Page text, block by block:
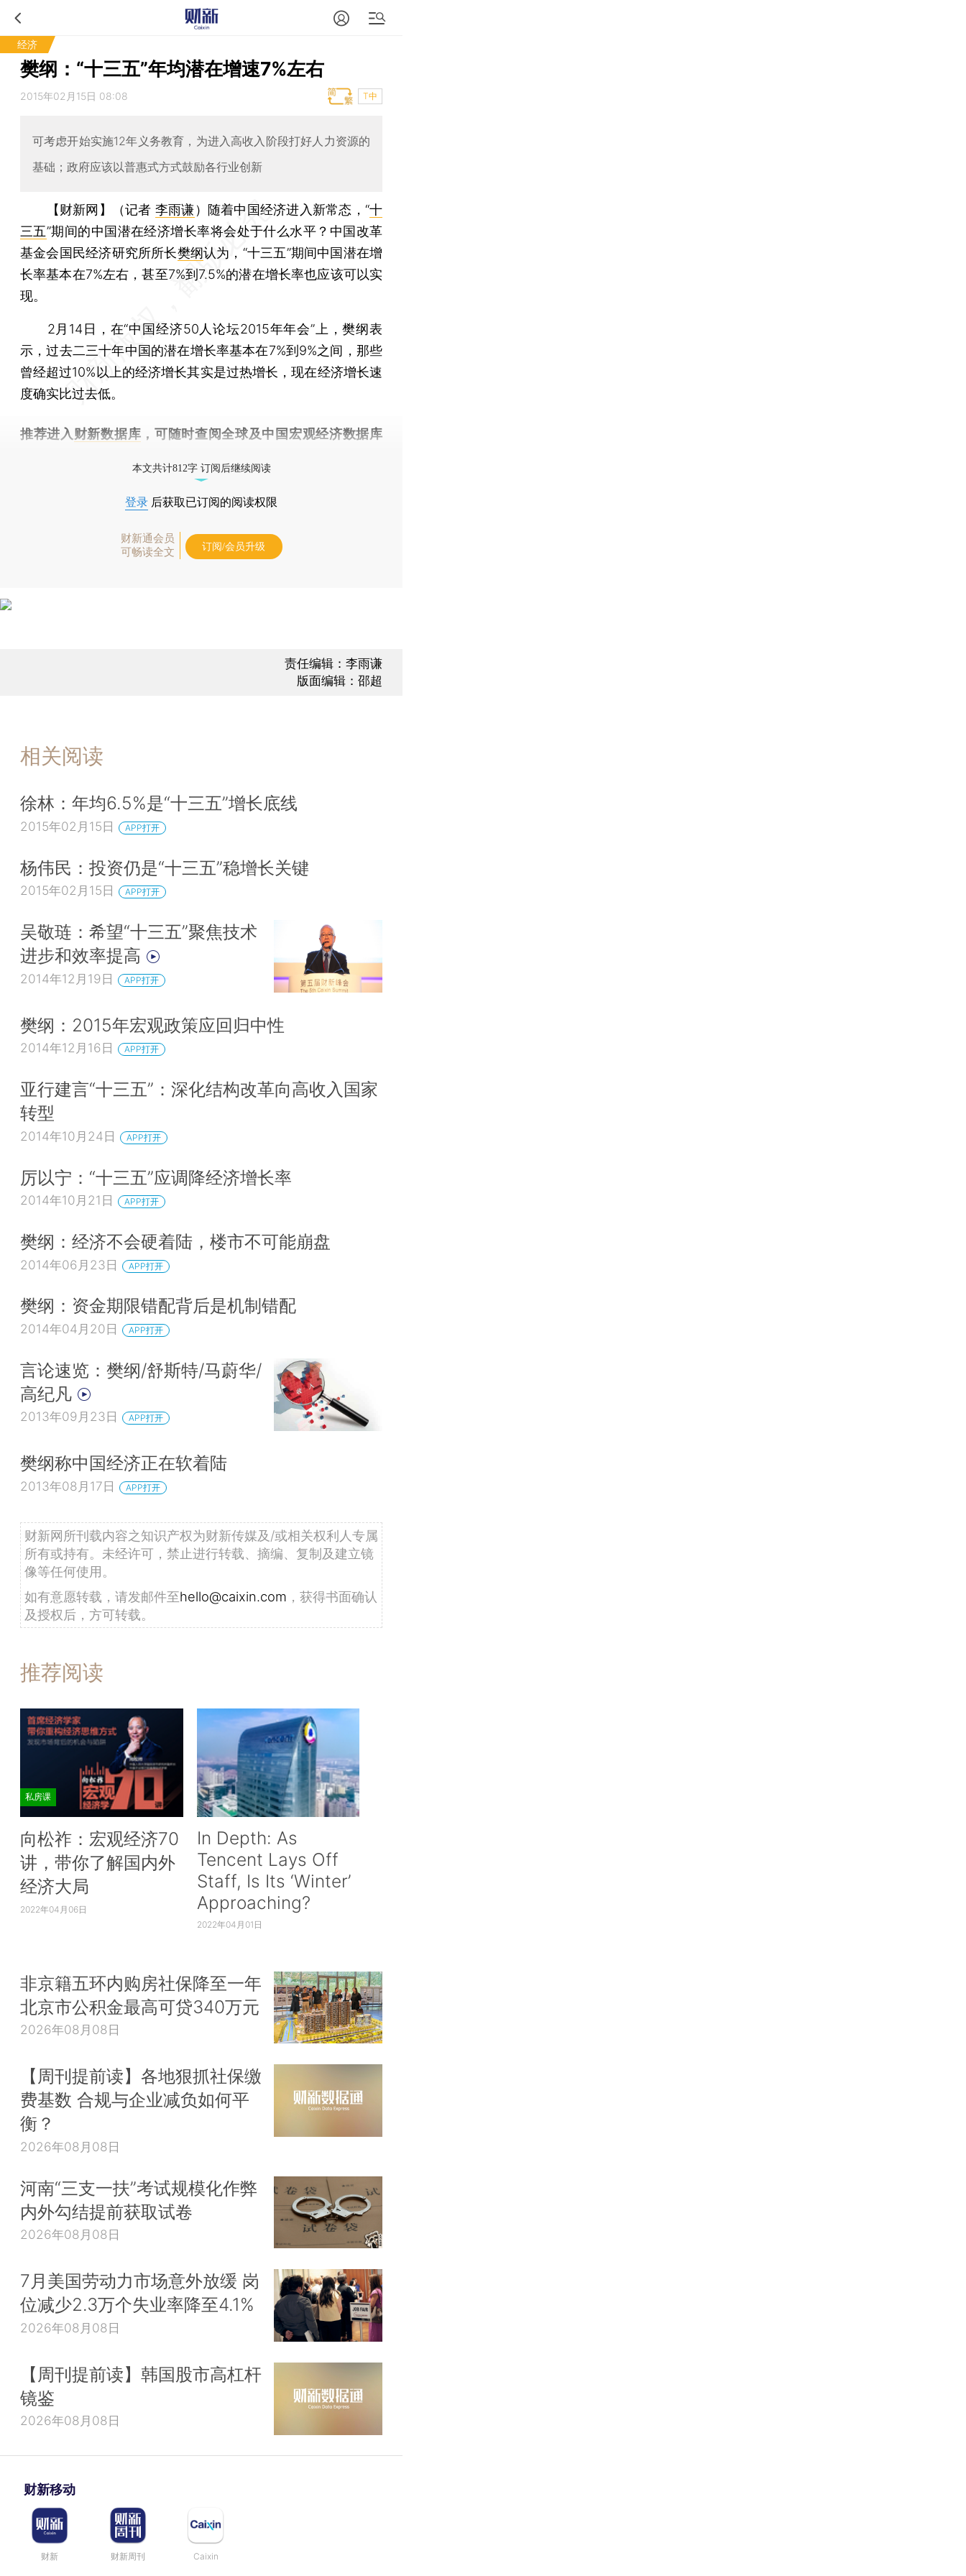
经济
樊纲：“十三五”年均潜在增速7%左右
2015年02月15日 08:08 T中
可考虑开始实施12年义务教育，为进入高收入阶段打好人力资源的
基础；政府应该以普惠式方式鼓励各行业创新
【财新网】（记者 李雨谦） 随着中国经济进入新常态，“十
三五”期间的中国潜在经济增长率将会处于什么水平？中国改革
基金会国民经济研究所所长樊纲认为，“十三五”期间中国潜在增
长率基本在7%左右，甚至7%到7.5%的潜在增长率也应该可以实
现。
2月14日，在“中国经济50人论坛2015年年会”上，樊纲表
示，过去二三十年中国的潜在增长率基本在7%到9%之间，那些
曾经超过10%以上的经济增长其实是过热增长，现在经济增长速
度确实比过去低。
推荐进入 财新数据库 ，可随时查阅全球及中国宏观经济数据库
本文共计812字 订阅后继续阅读
登录 后获取已订阅的阅读权限
财新通会员
可畅读全文
订阅/会员升级
责任编辑：李雨谦
版面编辑：邵超
相关阅读
徐林：年均6.5%是“十三五”增长底线
2015年02月15日 APP打开
杨伟民：投资仍是“十三五”稳增长关键
2015年02月15日 APP打开
吴敬琏：希望“十三五”聚焦技术
进步和效率提高
2014年12月19日 APP打开
樊纲：2015年宏观政策应回归中性
2014年12月16日 APP打开
亚行建言“十三五”：深化结构改革向高收入国家
转型
2014年10月24日 APP打开
厉以宁：“十三五”应调降经济增长率
2014年10月21日 APP打开
樊纲：经济不会硬着陆，楼市不可能崩盘
2014年06月23日 APP打开
樊纲：资金期限错配背后是机制错配
2014年04月20日 APP打开
言论速览：樊纲/舒斯特/马蔚华/
高纪凡
2013年09月23日 APP打开
樊纲称中国经济正在软着陆
2013年08月17日 APP打开
财新网所刊载内容之知识产权为财新传媒及/或相关权利人专属
所有或持有。未经许可，禁止进行转载、摘编、复制及建立镜
像等任何使用。
如有意愿转载，请发邮件至hello@caixin.com ，获得书面确认
及授权后，方可转载。
推荐阅读
私房课
向松祚：宏观经济70
讲，带你了解国内外
经济大局
2022年04月06日
In Depth: As
Tencent Lays Off
Staff, Is Its ‘Winter’
Approaching?
2022年04月01日
非京籍五环内购房社保降至一年
北京市公积金最高可贷340万元
2026年08月08日
【周刊提前读】各地狠抓社保缴
费基数 合规与企业减负如何平
衡？
2026年08月08日
河南“三支一扶”考试规模化作弊
内外勾结提前获取试卷
2026年08月08日
7月美国劳动力市场意外放缓 岗
位减少2.3万个失业率降至4.1%
2026年08月08日
【周刊提前读】韩国股市高杠杆
镜鉴
2026年08月08日
财新移动
财新 财新周刊 Caixin